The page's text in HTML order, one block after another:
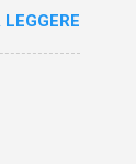
funzione
altri
più